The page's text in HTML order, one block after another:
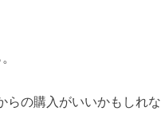
らの購入がいいかもしれな